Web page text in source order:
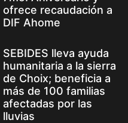
ofrece recaudación a
DIF Ahome
SEBIDES lleva ayuda
humanitaria a la sierra
de Choix; beneficia a
más de 100 familias
afectadas por las
lluvias